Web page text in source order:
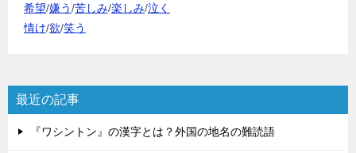
希望/嫌う/苦しみ/楽しみ/泣く
情け/欲/笑う
最近の記事
『ワシントン』の漢字とは？外国の地名の難読語